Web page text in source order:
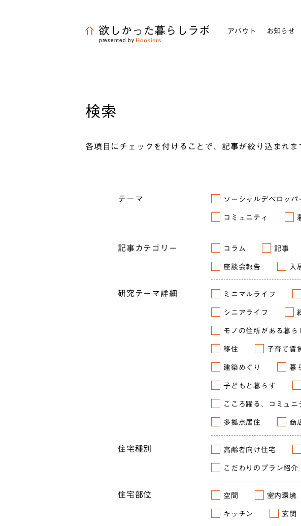
欲しかった暮らしラボ
presented by
アバウト お知らせ
検索
各項目にチェックを付けることで、記事が絞り込まれま
テーマ ソーシャルデベロッ
コミュニティ
記事カテゴリー コラム 記事
座談会報告
入
研究テーマ詳細 ミニマルライフ
シニアライフ
モノの住所がある暮ら
移住
子育て賃
建築めぐり
暮
子どもと暮らす
こころ躍る、コミュニ
多拠点居住
商
住宅種別 高齢者向け住宅
こだわりのプラン紹介
住宅部位 空間 室内環境
キッチン
玄関